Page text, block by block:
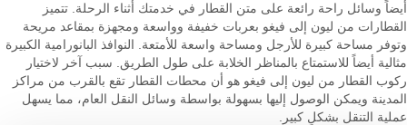
أيضاً وسائل راحة رائعة على متن القطار في خدمتك أثناء الرحلة. تتميز
القطارات من ليون إلى فيغو بعربات خفيفة وواسعة ومجهزة بمقاعد مريحة
وتوفر مساحة كبيرة للأرجل ومساحة واسعة للأمتعة. النوافذ البانورامية الكبيرة
مثالية أيضاً للاستمتاع بالمناظر الخلابة على طول الطريق. سبب آخر لاختيار
ركوب القطار من ليون إلى فيغو هو أن محطات القطار تقع بالقرب من مراكز
المدينة ويمكن الوصول إليها بسهولة بواسطة وسائل النقل العام، مما يسهل
عملية التنقل بشكلٍ كبير.